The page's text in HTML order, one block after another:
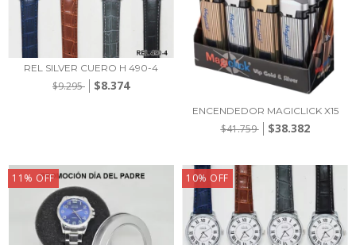
REL SILVER CUERO H 490-4
$9.295 $8.374
ENCENDEDOR MAGICLICK X15
$41.759 $38.382
11 % OFF 10% OFF